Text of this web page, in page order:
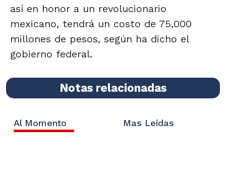
así en honor a un revolucionario
mexicano, tendrá un costo de 75,000
millones de pesos, según ha dicho el
gobierno federal.
Notas relacionadas
Al Momento Mas Leídas